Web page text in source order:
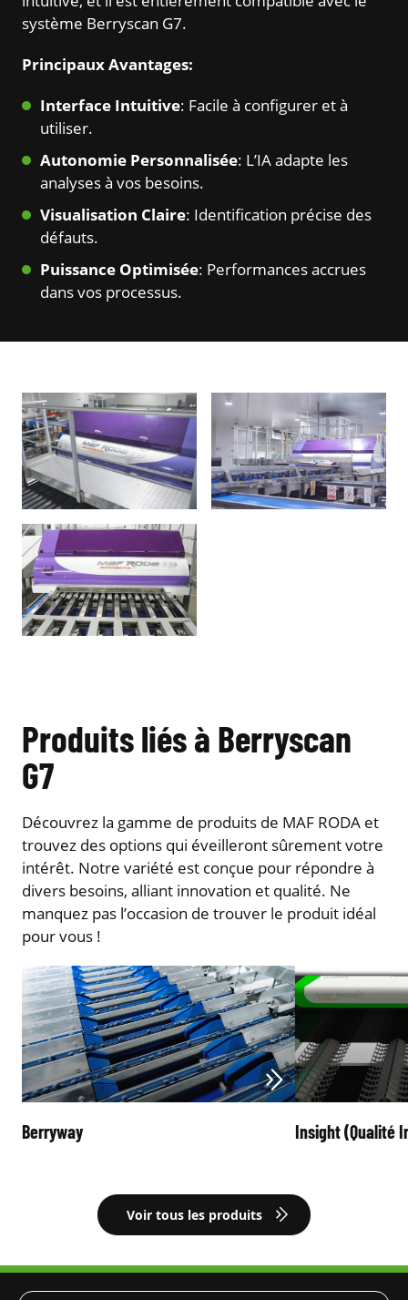
système Berryscan G7.
Principaux Avantages:
Interface Intuitive: Facile à configurer et à
utiliser.
Autonomie Personnalisée: L’IA adapte les
analyses à vos besoins.
Visualisation Claire: Identification précise des
défauts.
Puissance Optimisée: Performances accrues
dans vos processus.
Produits liés à Berryscan
G7
Découvrez la gamme de produits de MAF RODA et
trouvez des options qui éveilleront sûrement votre
intérêt. Notre variété est conçue pour répondre à
divers besoins, alliant innovation et qualité. Ne
manquez pas l’occasion de trouver le produit idéal
pour vous !
Berryway Insight (Qualité
Voir tous les produits